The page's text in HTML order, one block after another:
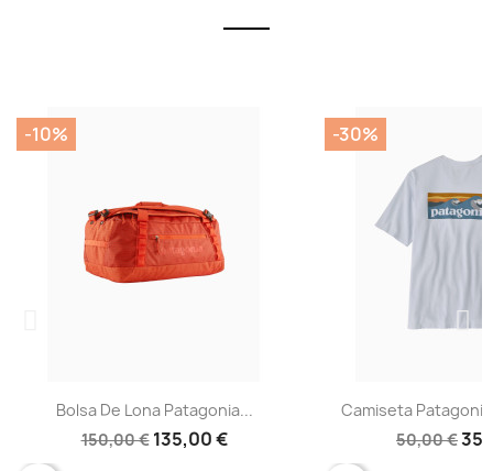
Bolsa De Lona Patagonia...
150,00 € 135,00 €
-10%
Camiseta
50,00 €
-30%